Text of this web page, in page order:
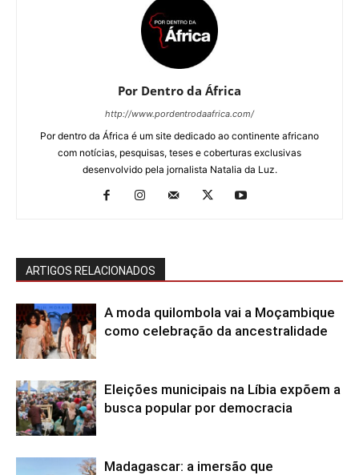
Por Dentro da África
http://www.pordentrodaafrica.com/
Por dentro da África é um site dedicado ao continente africano
com notícias, pesquisas, teses e coberturas exclusivas
desenvolvido pela jornalista Natalia da Luz.
ARTIGOS RELACIONADOS
A moda quilombola vai a Moçambique
como celebração da ancestralidade
Eleições municipais na Líbia expõem a
busca popular por democracia
Madagascar: a imersão que